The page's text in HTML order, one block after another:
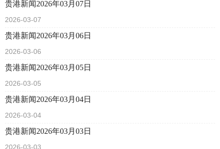
贵港新闻2026年03月07日
2026-03-07
贵港新闻2026年03月06日
2026-03-06
贵港新闻2026年03月05日
2026-03-05
贵港新闻2026年03月04日
2026-03-04
贵港新闻2026年03月03日
2026-03-03